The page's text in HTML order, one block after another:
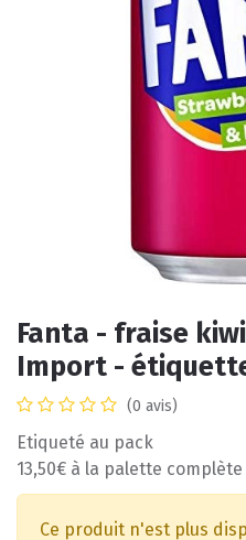
Fanta - fraise
Import -
(0 avis)
Etiqueté au pack
13,50€ à la palette
Ce produit n'est plus